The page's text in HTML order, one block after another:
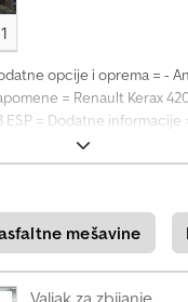
+
4
9
2
0
5
8
9
5
5
1
opcije i oprema = -
= Renault Kerax
= Dodatne informacije
Aikoha Predviđen
mešavine
Valjak za zbijanje